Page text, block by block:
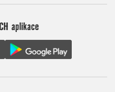
aplikace